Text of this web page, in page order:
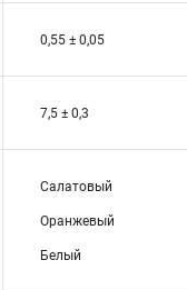
0,55 ± 0,05
7,5 ± 0,3
Салатовый
Оранжевый
Белый